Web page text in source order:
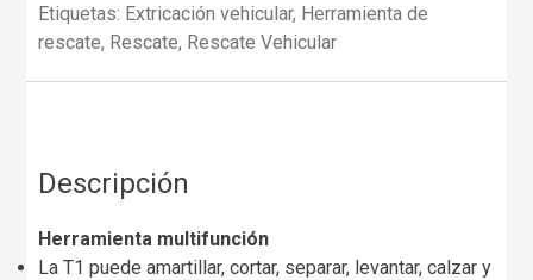
Etiquetas: Extricación vehicular, Herramienta de
rescate, Rescate, Rescate Vehicular
Descripción
Herramienta multifunción
La T1 puede amartillar, cortar, separar, levantar, calzar y